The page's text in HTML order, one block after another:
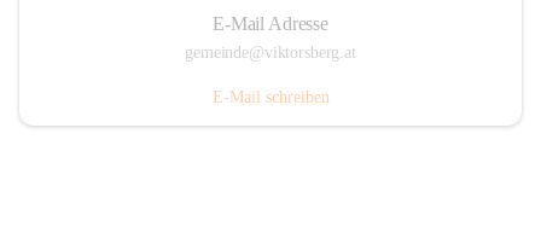
E-Mail Adresse
gemeinde@viktorsberg.at
E-Mail schreiben